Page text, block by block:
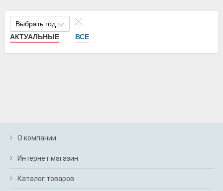
Выбрать год
АКТУАЛЬНЫЕ
ВСЕ
О компании
Интернет магазин
Каталог товаров